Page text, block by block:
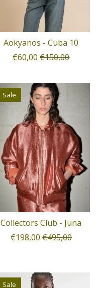
Aokyanos - Cuba 10
€60,00 €150,00
Sale
Collectors Club - Juna
€198,00 €495,00
Sale